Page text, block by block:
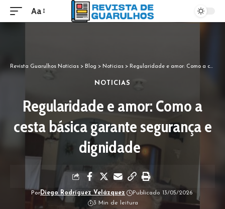
Aa
Revista Guarulhos Notícias > Blog > Noticias > Regularidade e amor: Como a cesta básica garante segurança e dignidade
NOTICIAS
Regularidade e amor: Como a
cesta básica garante segurança e
dignidade
PorDiego Rodríguez Velázquez
Publicado 13/05/2026
3 Min de leitura